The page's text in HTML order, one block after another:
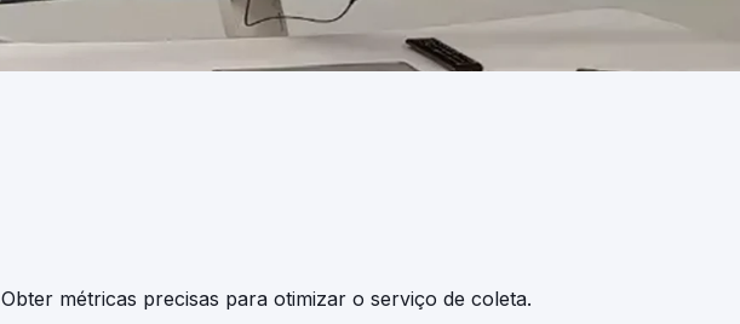
Obter métricas precisas para otimizar o serviço de coleta.